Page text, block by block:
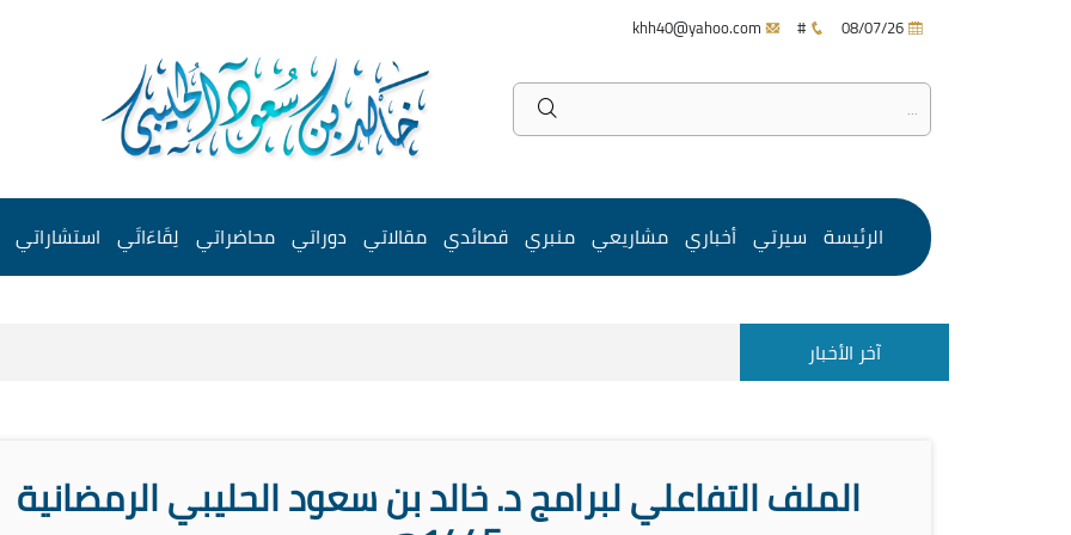
#
الرئيسة سيرتي أخباري مشاريعي منبري قصائدي مقالاتي دوراتي محاضراتي لِقَاءَاتَي استشاراتي
آخر الأخبار
الملف التفاعلي لبرامج د. خالد بن سعود الحليبي الرمضانية